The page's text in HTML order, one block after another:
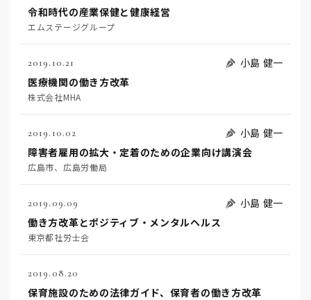
令和時代の産業保健と健康経営
エムステージグループ
2019.10.21
小島 健一
医療機関の働き方改革
株式会社MHA
2019.10.02
小島 健一
障害者雇用の拡大・定着のための企業向け講演会
広島市、広島労働局
2019.09.09
小島 健一
働き方改革とポジティブ・メンタルヘルス
東京都社労士会
2019.08.20
保育施設のための法律ガイド、保育者の働き方改革